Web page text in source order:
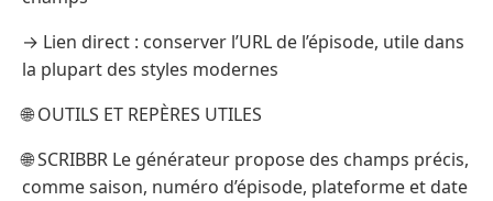
→ Lien direct : conserver l’URL de l’épisode, utile dans
la plupart des styles modernes
🌐 OUTILS ET REPÈRES UTILES
🌐 SCRIBBR Le générateur propose des champs précis,
comme saison, numéro d’épisode, plateforme et date